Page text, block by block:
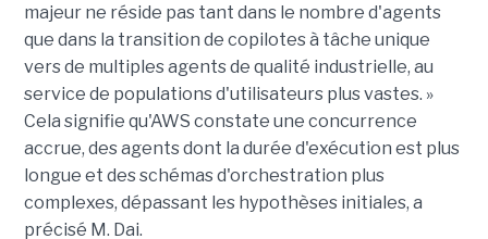
majeur ne réside pas tant dans le nombre d'agents
que dans la transition de copilotes à tâche unique
vers de multiples agents de qualité industrielle, au
service de populations d'utilisateurs plus vastes. »
Cela signifie qu'AWS constate une concurrence
accrue, des agents dont la durée d'exécution est plus
longue et des schémas d'orchestration plus
complexes, dépassant les hypothèses initiales, a
précisé M. Dai.